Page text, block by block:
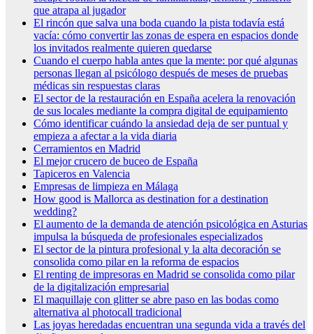
que atrapa al jugador
El rincón que salva una boda cuando la pista todavía está
vacía: cómo convertir las zonas de espera en espacios donde
los invitados realmente quieren quedarse
Cuando el cuerpo habla antes que la mente: por qué algunas
personas llegan al psicólogo después de meses de pruebas
médicas sin respuestas claras
El sector de la restauración en España acelera la renovación
de sus locales mediante la compra digital de equipamiento
Cómo identificar cuándo la ansiedad deja de ser puntual y
empieza a afectar a la vida diaria
Cerramientos en Madrid
El mejor crucero de buceo de España
Tapiceros en Valencia
Empresas de limpieza en Málaga
How good is Mallorca as destination for a destination
wedding?
El aumento de la demanda de atención psicológica en Asturias
impulsa la búsqueda de profesionales especializados
El sector de la pintura profesional y la alta decoración se
consolida como pilar en la reforma de espacios
El renting de impresoras en Madrid se consolida como pilar
de la digitalización empresarial
El maquillaje con glitter se abre paso en las bodas como
alternativa al photocall tradicional
Las joyas heredadas encuentran una segunda vida a través del